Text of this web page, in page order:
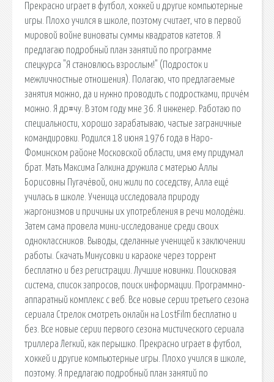
Прекрасно играет в футбол, хоккей и другие компьютерные
игры. Плохо учился в школе, поэтому считает, что в первой
мировой войне виноваты суммы квадратов катетов. Я
предлагаю подробный план занятий по программе
спецкурса "Я становлюсь взрослым!" (Подросток и
межличностные отношения). Полагаю, что предлагаемые
занятия можно, да и нужно проводить с подростками, причём
можно. Я др#чу. В этом году мне 36. Я инженер. Работаю по
специальности, хорошо зарабатываю, частые заграничные
командировки. Родился 18 июня 1976 года в Наро-
Фоминском районе Московской области, имя ему придумал
брат. Мать Максима Галкина дружила с матерью Аллы
Борисовны Пугачёвой, они жили по соседству, Алла ещё
училась в школе. Ученица исследовала природу
жаргонизмов и причины их употребления в речи молодёжи.
Затем сама провела мини-исследование среди своих
одноклассников. Выводы, сделанные ученицей к заключении
работы. Скачать Минусовки и караоке через торрент
бесплатно и без регистрации. Лучшие новинки. Поисковая
сиcтема, список запросов, поиск информации. Программно-
аппаратный комплекс с веб. Все новые серии третьего сезона
сериала Стрелок смотреть онлайн на LostFilm бесплатно и
без. Все новые серии первого сезона мистического сериала
триллера Легкий, как перышко. Прекрасно играет в футбол,
хоккей и другие компьютерные игры. Плохо учился в школе,
поэтому. Я предлагаю подробный план занятий по